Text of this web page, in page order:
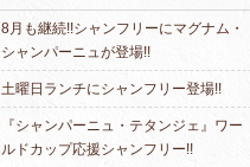
8月も継続!!シャンフリーにマグナム・
シャンパーニュが登場!!
土曜日ランチにシャンフリー登場!!
『シャンパーニュ・テタンジェ』ワー
ルドカップ応援シャンフリー!!